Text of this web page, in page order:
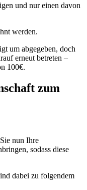
und nur einen davon
werden.
um abgegeben, doch
erneut betreten –
100€.
zum
nun Ihre
sodass diese
dabei zu folgendem